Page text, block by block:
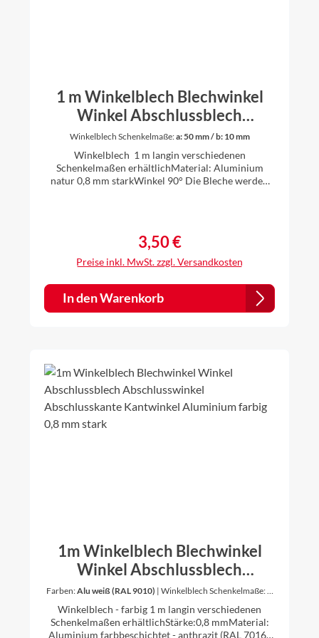
1 m Winkelblech Blechwinkel
Winkel Abschlussblech
Aluminium natur 0,8 mm stark
Winkelblech Schenkelmaße:a: 50 mm / b: 10 mm
Winkelblech 1 m langin verschiedenen
Schenkelmaßen erhältlichMaterial: Aluminium
natur 0,8 mm starkWinkel 90° Die Bleche werden
Regulärer Preis:
3,50 €
Preise inkl. MwSt. zzgl. Versandkosten
In den Warenkorb
1m Winkelblech Blechwinkel
Winkel Abschlussblech
Abschlusswinkel
Abschlusskante Kantwinkel
Aluminium farbig 0,8 mm stark
Farben:Alu weiß (RAL 9010) | Winkelblech Schenkelmaße:a:
Winkelblech - farbig 1 m langin verschiedenen
Schenkelmaßen erhältlichStärke:0,8 mmMaterial:
Aluminium farbbeschichtet - anthrazit (RAL 7016),